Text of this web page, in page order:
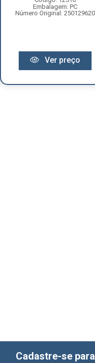
Embalagem: PC
Número Original: 250129620
Ver preço
Cadastre-se